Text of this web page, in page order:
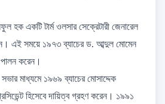
একটি টার্ম ওলসার সেক্রেটারী জেনারেল
এই সময়ে ১৯৭৩ ব্যাচের ড. আব্দুল মোমেন
পালন করেন।
সভার মাধ্যমে ১৯৬৯ ব্যাচের মোসাদ্দেক
হিসেবে দায়িত্ব গ্রহণ করেন। ১৯৯১